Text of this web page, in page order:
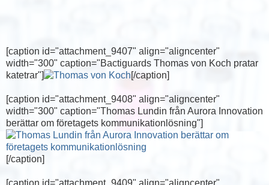
[caption id="attachment_9407" align="aligncenter"
width="300" caption="Bactiguards Thomas von Koch pratar
katetrar"]
[/caption]
[caption id="attachment_9408" align="aligncenter"
width="300" caption="Thomas Lundin från Aurora Innovation
berättar om företagets kommunikationlösning"]
[/caption]
[caption id="attachment_9409" align="aligncenter"